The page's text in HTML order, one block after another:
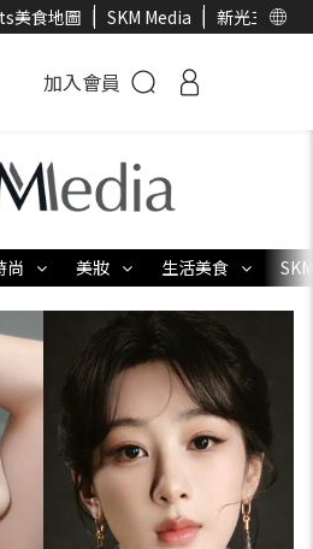
美食地圖 SKM Media 新光三越官
加入會員
尚 美妝 生活美食